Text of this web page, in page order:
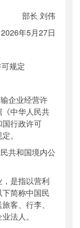
部长 刘伟
2026年5月27日
规定
企业经营许
中华人民共
行政许可
。
共和国境内公
是指以营利
简称中国民
客、行李、
法人。